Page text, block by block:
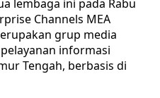
lembaga ini pada Rabu
Channels MEA
grup media
informasi
Tengah, berbasis di